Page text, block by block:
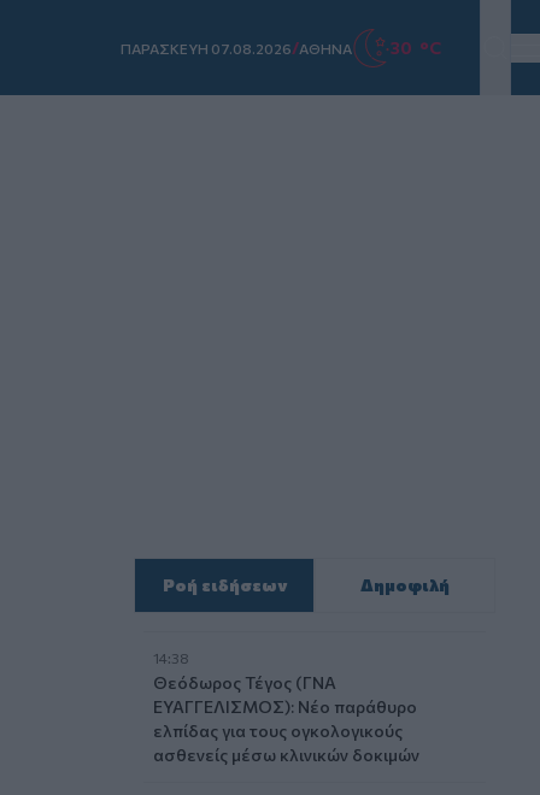
ΠΑΡΑΣΚΕΥΗ 07.08.2026/ΑΘΗΝΑ 30 °C
Ροή ειδήσεων Δημοφιλή
14:38
Θεόδωρος Τέγος (ΓΝΑ
ΕΥΑΓΓΕΛΙΣΜΟΣ): Νέο παράθυρο
ελπίδας για τους ογκολογικούς
ασθενείς μέσω κλινικών δοκιμών